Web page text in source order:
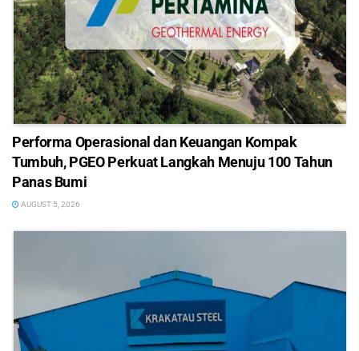
Performa Operasional dan Keuangan Kompak
Tumbuh, PGEO Perkuat Langkah Menuju 100 Tahun
Panas Bumi
AUGUST 5, 2026